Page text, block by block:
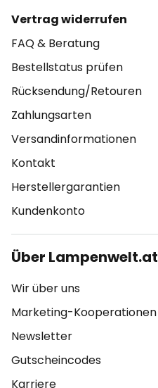
Vertrag widerrufen
FAQ & Beratung
Bestellstatus prüfen
Rücksendung/Retouren
Zahlungsarten
Versandinformationen
Kontakt
Herstellergarantien
Kundenkonto
Über Lampenwelt.at
Wir über uns
Marketing-Kooperationen
Newsletter
Gutscheincodes
Karriere